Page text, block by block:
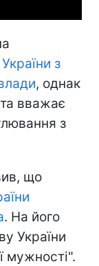
з
, однак
вважає
з
що
. На його
України
мужності".